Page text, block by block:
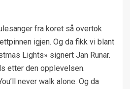
fra koret så overtok
igjen. Og da fikk vi blant
Lights» signert Jan Runar.
etter den opplevelsen.
never walk alone. Og da